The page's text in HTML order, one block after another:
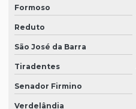
Formoso
Reduto
São José da Barra
Tiradentes
Senador Firmino
Verdelândia